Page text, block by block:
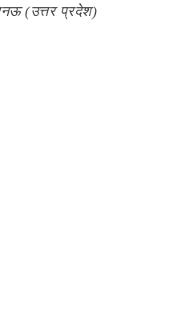
(उत्तर प्रदेश)